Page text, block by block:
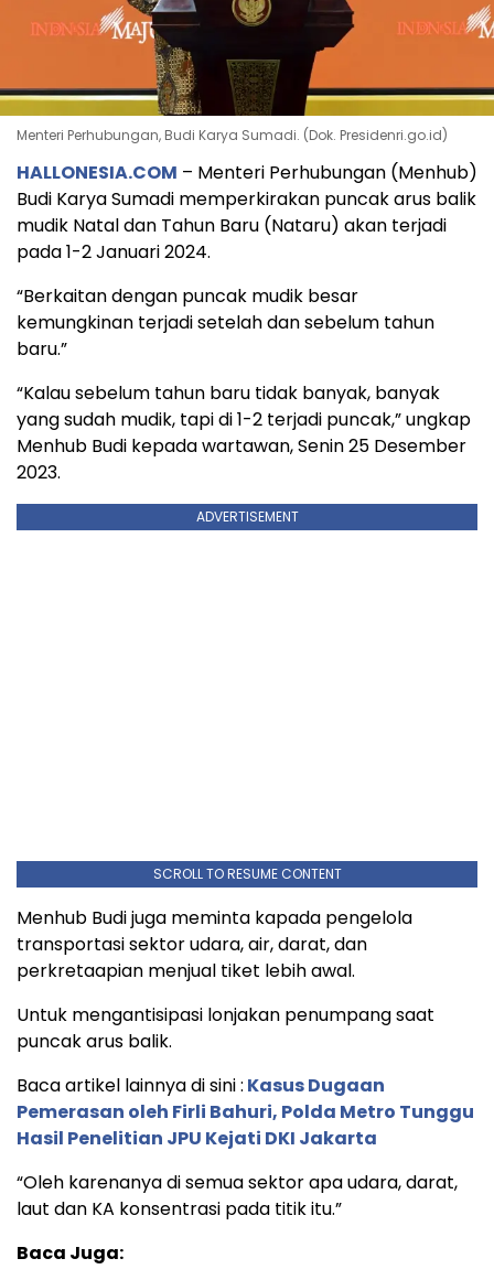
Menteri Perhubungan, Budi Karya Sumadi. (Dok. Presidenri.go.id)
HALLONESIA.COM – Menteri Perhubungan (Menhub)
Budi Karya Sumadi memperkirakan puncak arus balik
mudik Natal dan Tahun Baru (Nataru) akan terjadi
pada 1-2 Januari 2024.
“Berkaitan dengan puncak mudik besar
kemungkinan terjadi setelah dan sebelum tahun
baru.”
“Kalau sebelum tahun baru tidak banyak, banyak
yang sudah mudik, tapi di 1-2 terjadi puncak,” ungkap
Menhub Budi kepada wartawan, Senin 25 Desember
2023.
ADVERTISEMENT
SCROLL TO RESUME CONTENT
Menhub Budi juga meminta kapada pengelola
transportasi sektor udara, air, darat, dan
perkretaapian menjual tiket lebih awal.
Untuk mengantisipasi lonjakan penumpang saat
puncak arus balik.
Baca artikel lainnya di sini : Kasus Dugaan
Pemerasan oleh Firli Bahuri, Polda Metro Tunggu
Hasil Penelitian JPU Kejati DKI Jakarta
“Oleh karenanya di semua sektor apa udara, darat,
laut dan KA konsentrasi pada titik itu.”
Baca Juga: